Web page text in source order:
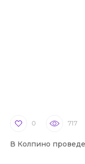
0 717
В Колпино